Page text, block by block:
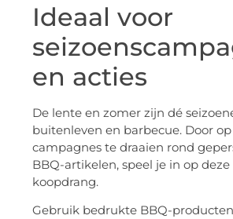
Ideaal voor
en acties
De lente en zomer zijn dé
buitenleven en barbecue. Door
campagnes te draaien rond
BBQ-artikelen, speel je in op
koopdrang.
Gebruik bedrukte BBQ-